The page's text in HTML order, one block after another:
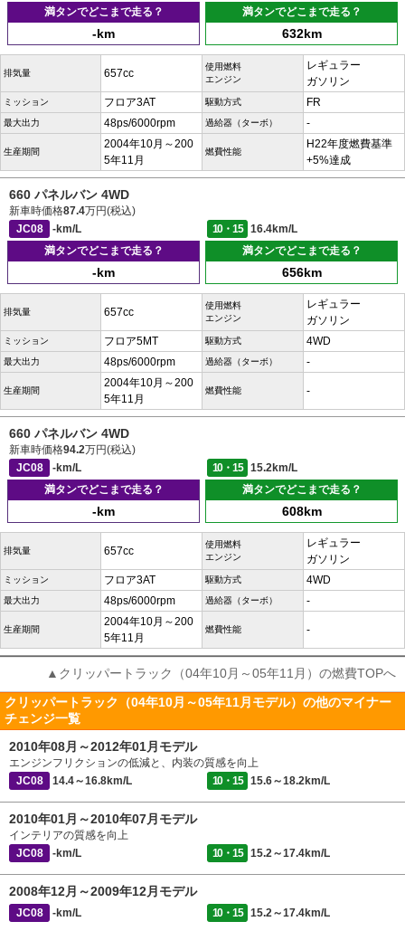
満タンでどこまで走る？
-km
満タンでどこまで走る？
632km
排気量 657cc
使用燃料
エンジン
レギュラー
ガソリン
ミッション フロア3AT 駆動方式 FR
最大出力 48ps/6000rpm 過給器（ターボ） -
生産期間
2004年10月～200
5年11月
燃費性能
H22年度燃費基準
+5%達成
660 パネルバン 4WD
新車時価格87.4万円(税込)
JC08
-km/L 10・15
16.4km/L
満タンでどこまで走る？
-km
満タンでどこまで走る？
656km
排気量 657cc
使用燃料
エンジン
レギュラー
ガソリン
ミッション フロア5MT 駆動方式 4WD
最大出力 48ps/6000rpm 過給器（ターボ） -
生産期間
2004年10月～200
5年11月
燃費性能 -
660 パネルバン 4WD
新車時価格94.2万円(税込)
JC08
-km/L 10・15
15.2km/L
満タンでどこまで走る？
-km
満タンでどこまで走る？
608km
排気量 657cc
使用燃料
エンジン
レギュラー
ガソリン
ミッション フロア3AT 駆動方式 4WD
最大出力 48ps/6000rpm 過給器（ターボ） -
生産期間
2004年10月～200
5年11月
燃費性能 -
▲クリッパートラック（04年10月～05年11月）の燃費TOPへ
クリッパートラック（04年10月～05年11月モデル）の他のマイナー
チェンジ一覧
2010年08月～2012年01月モデル
エンジンフリクションの低減と、内装の質感を向上
JC08
14.4～16.8km/L 10・15 15.6～18.2km/L
2010年01月～2010年07月モデル
インテリアの質感を向上
JC08
-km/L 10・15 15.2～17.4km/L
2008年12月～2009年12月モデル
JC08 -km/L 10・15 15.2～17.4km/L